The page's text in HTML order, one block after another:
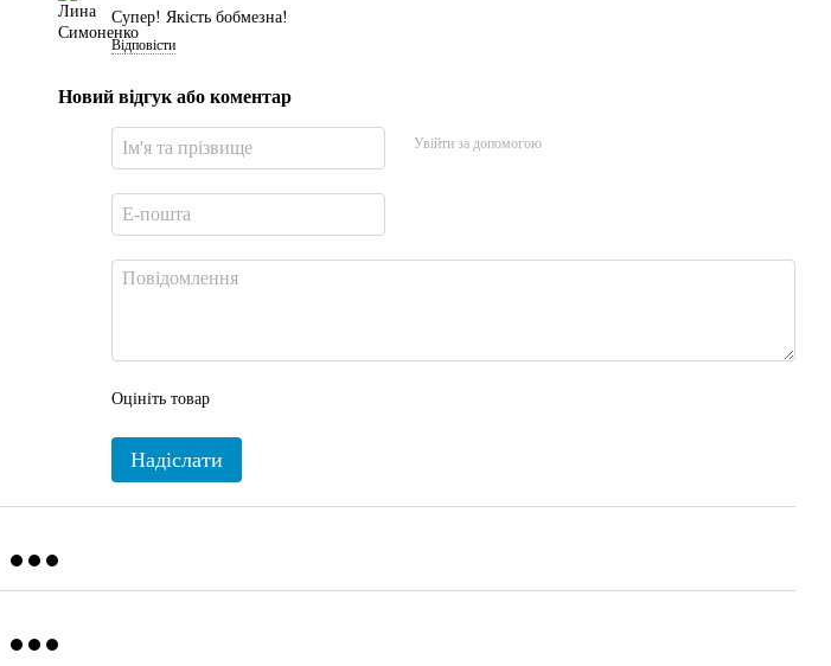
Супер! Якість бобмезна!
Відповісти
Новий відгук або коментар
Увійти за допомогою
Оцініть товар
Надіслати